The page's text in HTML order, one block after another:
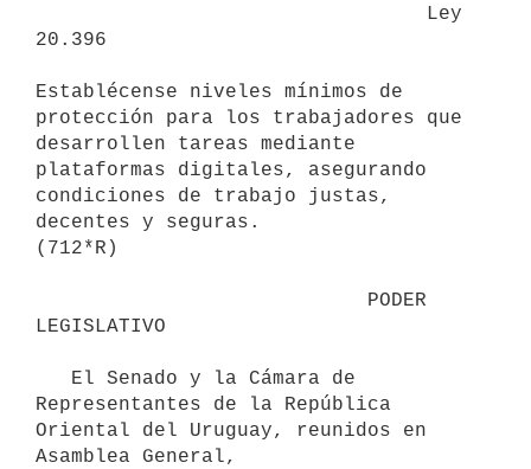
20.396
Establécense niveles mínimos de
protección para los trabajadores que
desarrollen tareas mediante
plataformas digitales, asegurando
condiciones de trabajo justas,
decentes y seguras.
(712*R)
LEGISLATIVO
Representantes de la República
Oriental del Uruguay, reunidos en
Asamblea General,